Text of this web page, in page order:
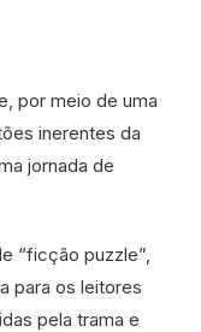
por meio de uma
inerentes da
jornada de
“ficção puzzle”,
para os leitores
pela trama e